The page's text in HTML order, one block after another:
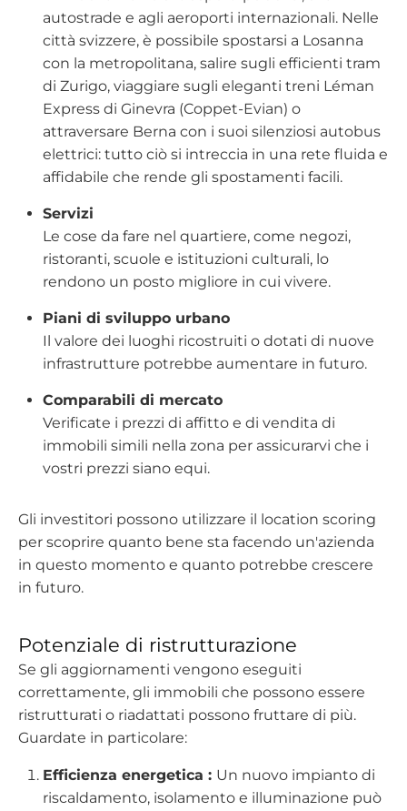
autostrade e agli aeroporti internazionali. Nelle
città svizzere, è possibile spostarsi a Losanna
con la metropolitana, salire sugli efficienti tram
di Zurigo, viaggiare sugli eleganti treni Léman
Express di Ginevra (Coppet-Evian) o
attraversare Berna con i suoi silenziosi autobus
elettrici: tutto ciò si intreccia in una rete fluida e
affidabile che rende gli spostamenti facili.
Servizi
Le cose da fare nel quartiere, come negozi,
ristoranti, scuole e istituzioni culturali, lo
rendono un posto migliore in cui vivere.
Piani di sviluppo urbano
Il valore dei luoghi ricostruiti o dotati di nuove
infrastrutture potrebbe aumentare in futuro.
Comparabili di mercato
Verificate i prezzi di affitto e di vendita di
immobili simili nella zona per assicurarvi che i
vostri prezzi siano equi.
Gli investitori possono utilizzare il location scoring
per scoprire quanto bene sta facendo un'azienda
in questo momento e quanto potrebbe crescere
in futuro.
Potenziale di ristrutturazione
Se gli aggiornamenti vengono eseguiti
correttamente, gli immobili che possono essere
ristrutturati o riadattati possono fruttare di più.
Guardate in particolare:
Efficienza energetica : Un nuovo impianto di
riscaldamento, isolamento e illuminazione può